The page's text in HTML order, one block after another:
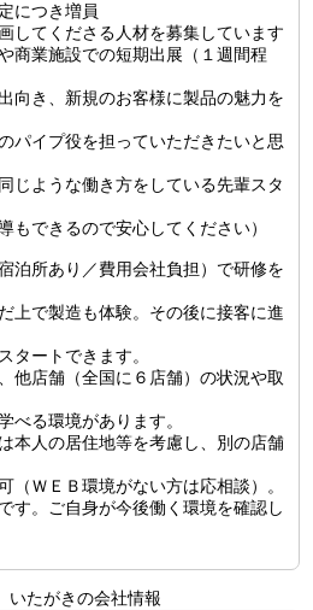
につき増員
してくださる人材を募集しています
商業施設での短期出展（１週間程
向き、新規のお客様に製品の魅力を
パイプ役を担っていただきたいと思
じような働き方をしている先輩スタ
もできるので安心してください）
泊所あり／費用会社負担）で研修を
上で製造も体験。その後に接客に進
タートできます。
他店舗（全国に６店舗）の状況や取
べる環境があります。
本人の居住地等を考慮し、別の店舗
（ＷＥＢ環境がない方は応相談）。
す。ご自身が今後働く環境を確認し
たがきの会社情報